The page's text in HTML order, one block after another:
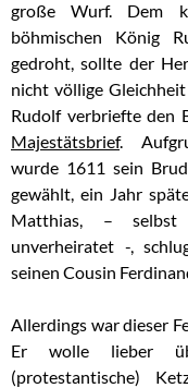
große Wurf. Dem
böhmischen König
gedroht, sollte der
nicht völlige
Rudolf verbriefte den
Majestätsbrief.
wurde 1611 sein
gewählt, ein Jahr
Matthias, – selbst
unverheiratet -,
seinen Cousin
Allerdings war dieser
Er wolle lieber
(protestantische)